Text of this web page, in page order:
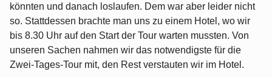
könnten und danach loslaufen. Dem war aber leider nicht
so. Stattdessen brachte man uns zu einem Hotel, wo wir
bis 8.30 Uhr auf den Start der Tour warten mussten. Von
unseren Sachen nahmen wir das notwendigste für die
Zwei-Tages-Tour mit, den Rest verstauten wir im Hotel.